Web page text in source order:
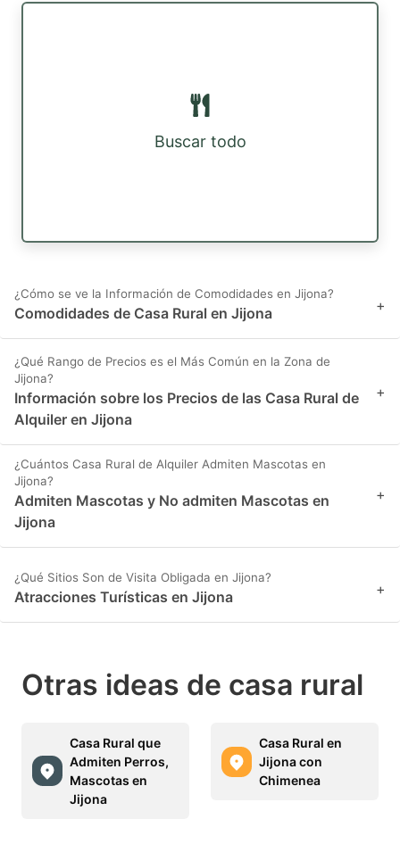
Buscar todo
¿Cómo se ve la Información de Comodidades en Jijona?
Comodidades de Casa Rural en Jijona +
¿Qué Rango de Precios es el Más Común en la Zona de
Jijona?
Información sobre los Precios de las Casa Rural de
Alquiler en Jijona
+
¿Cuántos Casa Rural de Alquiler Admiten Mascotas en
Jijona?
Admiten Mascotas y No admiten Mascotas en
Jijona
+
¿Qué Sitios Son de Visita Obligada en Jijona?
Atracciones Turísticas en Jijona +
Otras ideas de casa rural
Casa Rural que
Admiten Perros,
Mascotas en
Jijona
Casa Rural en
Jijona con
Chimenea